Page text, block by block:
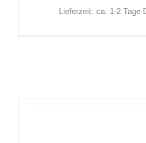
Lieferzeit: ca. 1-2 Tage